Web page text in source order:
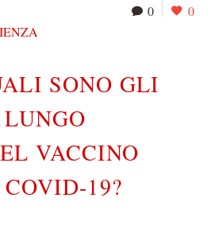
0 0
SONO GLI
VACCINO
19?